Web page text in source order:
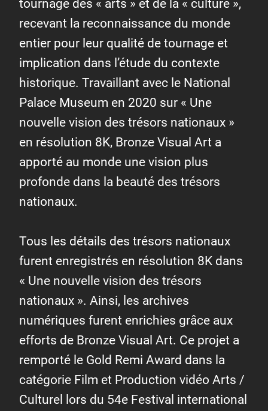
tournage des « arts » et de la « culture »,
recevant la reconnaissance du monde
entier pour leur qualité de tournage et
implication dans l’étude du contexte
historique. Travaillant avec le National
Palace Museum en 2020 sur « Une
nouvelle vision des trésors nationaux »
en résolution 8K, Bronze Visual Art a
apporté au monde une vision plus
profonde dans la beauté des trésors
nationaux.
Tous les détails des trésors nationaux
furent enregistrés en résolution 8K dans
« Une nouvelle vision des trésors
nationaux ». Ainsi, les archives
numériques furent enrichies grâce aux
efforts de Bronze Visual Art. Ce projet a
remporté le Gold Remi Award dans la
catégorie Film et Production vidéo Arts /
Culturel lors du 54e Festival international